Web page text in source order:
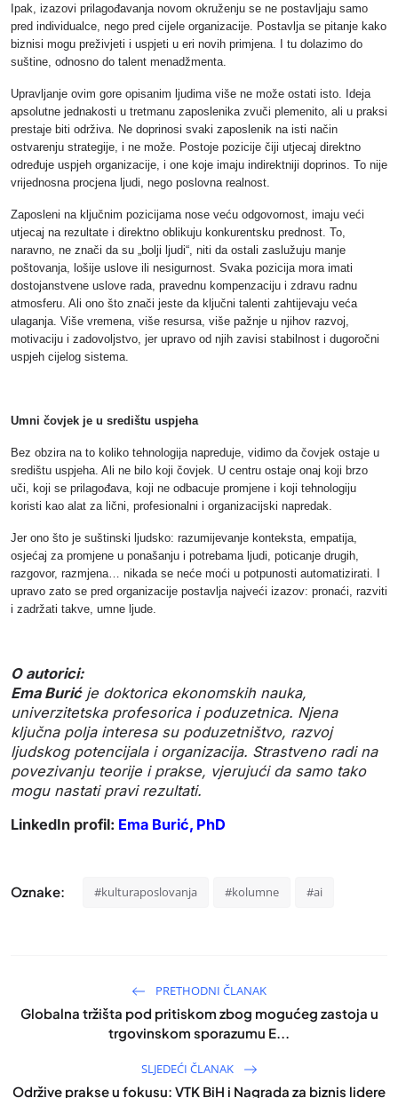
Ipak, izazovi prilagođavanja novom okruženju se ne postavljaju samo
pred individualce, nego pred cijele organizacije. Postavlja se pitanje kako
biznisi mogu preživjeti i uspjeti u eri novih primjena. I tu dolazimo do
suštine, odnosno do talent menadžmenta.
Upravljanje ovim gore opisanim ljudima više ne može ostati isto. Ideja
apsolutne jednakosti u tretmanu zaposlenika zvuči plemenito, ali u praksi
prestaje biti održiva. Ne doprinosi svaki zaposlenik na isti način
ostvarenju strategije, i ne može. Postoje pozicije čiji utjecaj direktno
određuje uspjeh organizacije, i one koje imaju indirektniji doprinos. To nije
vrijednosna procjena ljudi, nego poslovna realnost.
Zaposleni na ključnim pozicijama nose veću odgovornost, imaju veći
utjecaj na rezultate i direktno oblikuju konkurentsku prednost. To,
naravno, ne znači da su „bolji ljudi“, niti da ostali zaslužuju manje
poštovanja, lošije uslove ili nesigurnost. Svaka pozicija mora imati
dostojanstvene uslove rada, pravednu kompenzaciju i zdravu radnu
atmosferu. Ali ono što znači jeste da ključni talenti zahtijevaju veća
ulaganja. Više vremena, više resursa, više pažnje u njihov razvoj,
motivaciju i zadovoljstvo, jer upravo od njih zavisi stabilnost i dugoročni
uspjeh cijelog sistema.
Umni čovjek je u središtu uspjeha
Bez obzira na to koliko tehnologija napreduje, vidimo da čovjek ostaje u
središtu uspjeha. Ali ne bilo koji čovjek. U centru ostaje onaj koji brzo
uči, koji se prilagođava, koji ne odbacuje promjene i koji tehnologiju
koristi kao alat za lični, profesionalni i organizacijski napredak.
Jer ono što je suštinski ljudsko: razumijevanje konteksta, empatija,
osjećaj za promjene u ponašanju i potrebama ljudi, poticanje drugih,
razgovor, razmjena… nikada se neće moći u potpunosti automatizirati. I
upravo zato se pred organizacije postavlja najveći izazov: pronaći, razviti
i zadržati takve, umne ljude.
O autorici:
Ema Burić je doktorica ekonomskih nauka,
univerzitetska profesorica i poduzetnica. Njena
ključna polja interesa su poduzetništvo, razvoj
ljudskog potencijala i organizacija. Strastveno radi na
povezivanju teorije i prakse, vjerujući da samo tako
mogu nastati pravi rezultati.
LinkedIn profil: Ema Burić, PhD
Oznake: #kulturaposlovanja #kolumne #ai
PRETHODNI ČLANAK
Globalna tržišta pod pritiskom zbog mogućeg zastoja u
trgovinskom sporazumu E...
SLJEDEĆI ČLANAK
Održive prakse u fokusu: VTK BiH i Nagrada za biznis lidere